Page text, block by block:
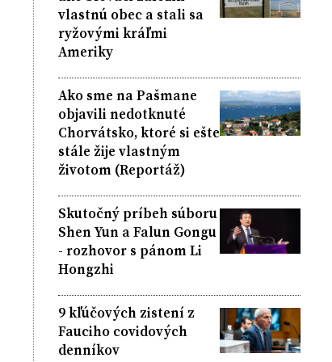
vlastnú obec a stali sa
ryžovými kráľmi
Ameriky
Ako sme na Pašmane
objavili nedotknuté
Chorvátsko, ktoré si ešte
stále žije vlastným
životom (Reportáž)
Skutočný príbeh súboru
Shen Yun a Falun Gongu
- rozhovor s pánom Li
Hongzhi
9 kľúčových zistení z
Fauciho covidových
denníkov